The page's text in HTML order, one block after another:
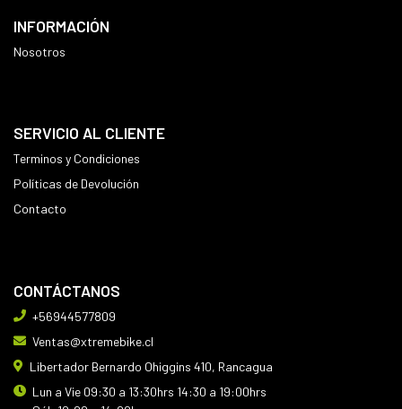
INFORMACIÓN
Nosotros
SERVICIO AL CLIENTE
Terminos y Condiciones
Políticas de Devolución
Contacto
CONTÁCTANOS
+56944577809
Ventas@xtremebike.cl
Libertador Bernardo Ohiggins 410, Rancagua
Lun a Vie 09:30 a 13:30hrs 14:30 a 19:00hrs